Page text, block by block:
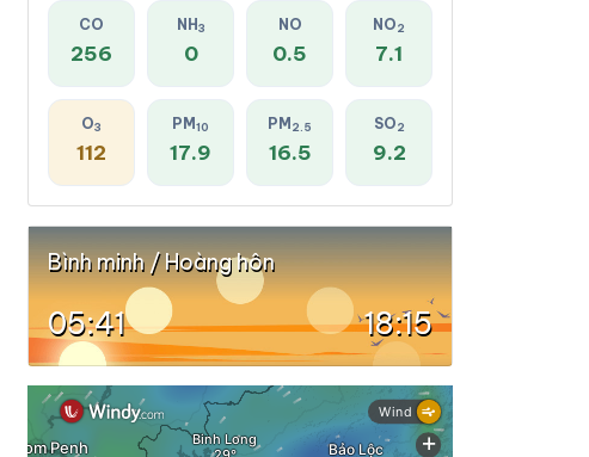
Mây đen u ám
Mây đen u ám
CO
256
NH 3
0
NO
0.5
NO2
7.1
O3
112
PM 10
17.9
PM 2.5
16.5
SO2
9.2
Bình minh / Hoàng hôn
05:41 18:15